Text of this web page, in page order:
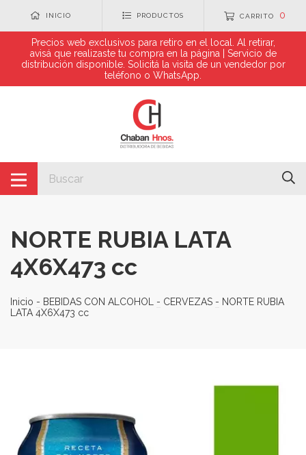
INICIO PRODUCTOS CARRITO 0
Precios web exclusivos para retiro en el local. Al retirar,
avisá que realizaste tu compra en la página | Servicio de
distribución disponible. Solicitá la visita de un vendedor por
teléfono o WhatsApp.
NORTE RUBIA LATA
4X6X473 cc
Inicio - BEBIDAS CON ALCOHOL - CERVEZAS - NORTE RUBIA
LATA 4X6X473 cc